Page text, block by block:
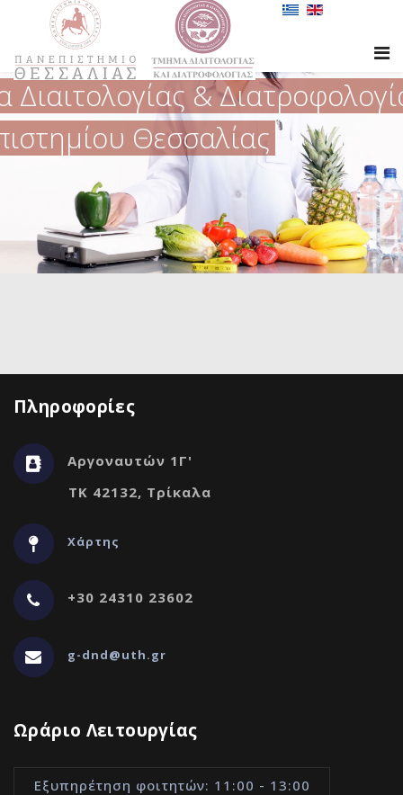
Διαιτολογίας &
Θεσσαλίας
Πληροφορίες
Αργοναυτών 1Γ'
ΤΚ 42132, Τρίκαλα
Χάρτης
+30 24310 23602
g-dnd@uth.gr
Ωράριο Λειτουργίας
Εξυπηρέτηση φοιτητών: 11:00 - 13:00